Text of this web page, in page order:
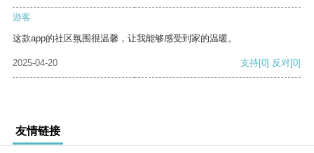
游客
这款app的社区氛围很温馨，让我能够感受到家的温暖。
2025-04-20 支持[0] 反对[0]
友情链接